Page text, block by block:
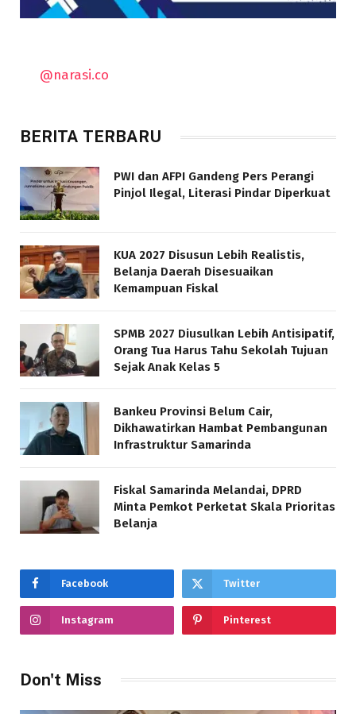
@narasi.co
BERITA TERBARU
PWI dan AFPI Gandeng Pers Perangi
Pinjol Ilegal, Literasi Pindar Diperkuat
KUA 2027 Disusun Lebih Realistis,
Belanja Daerah Disesuaikan
Kemampuan Fiskal
SPMB 2027 Diusulkan Lebih Antisipatif,
Orang Tua Harus Tahu Sekolah Tujuan
Sejak Anak Kelas 5
Bankeu Provinsi Belum Cair,
Dikhawatirkan Hambat Pembangunan
Infrastruktur Samarinda
Fiskal Samarinda Melandai, DPRD
Minta Pemkot Perketat Skala Prioritas
Belanja
Facebook Twitter
Instagram Pinterest
Don't Miss